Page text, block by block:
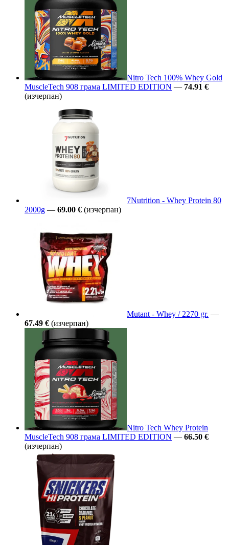
Nitro Tech 100% Whey Gold
MuscleTech 908 грама LIMITED EDITION — 74.91 €
(изчерпан)
7Nutrition - Whey Protein 80
2000g — 69.00 € (изчерпан)
Mutant - Whey / 2270 gr. —
67.49 € (изчерпан)
Nitro Tech Whey Protein
MuscleTech 908 грама LIMITED EDITION — 66.50 €
(изчерпан)